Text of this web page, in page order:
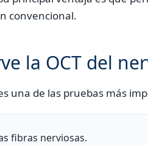
convencional.
la OCT del
una de las pruebas más
fibras nerviosas.